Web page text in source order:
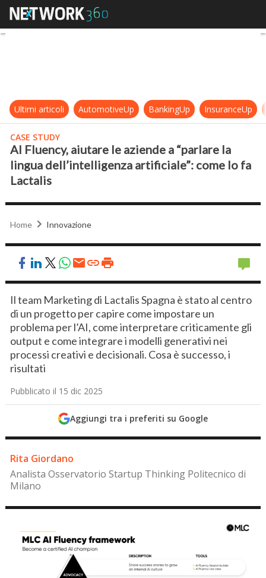
AI Fluency, aiutare le aziende a
Ultimi articoli AutomotiveUp BankingUp InsuranceUp
CASE STUDY
AI Fluency, aiutare le aziende a “parlare la
lingua dell’intelligenza artificiale”: come lo fa
Lactalis
Home Innovazione
Il team Marketing di Lactalis Spagna è stato al centro
di un progetto per capire come impostare un
problema per l’AI, come interpretare criticamente gli
output e come integrare i modelli generativi nei
processi creativi e decisionali. Cosa è successo, i
risultati
Pubblicato il 15 dic 2025
Aggiungi tra i preferiti su Google
Rita Giordano
Analista Osservatorio Startup Thinking Politecnico di
Milano